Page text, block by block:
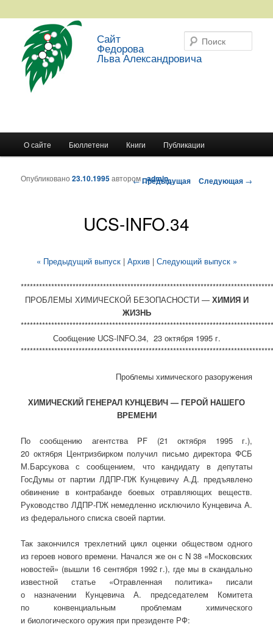
Сайт
Федорова
Льва Александровича
Перейти к основному содержимому
Перейти к дополнительному содержимому
О сайте Бюллетени Книги Публикации
Навигация по записям
←Предыдущая Следующая →
UCS-INFO.34
Опубликовано23.10.1995автором_admin_
« Предыдущий выпуск| Архив| Следующий выпуск »
ПРОБЛЕМЫ ХИМИЧЕСКОЙ БЕЗОПАСНОСТИ — ХИМИЯ И
ЖИЗНЬ
Сообщение UCS-INFO.34, 23 октября 1995 г.
Проблемы химического разоружения
ХИМИЧЕСКИЙ ГЕНЕРАЛ КУНЦЕВИЧ — ГЕРОЙ НАШЕГО
ВРЕМЕНИ
По сообщению агентства PF (21 октября 1995 г.),
20 октября Центризбирком получил письмо директора ФСБ
М.Барсукова с сообщением, что кандидату в депутаты
ГосДумы от партии ЛДПР-ПЖ Кунцевичу А.Д. предъявлено
обвинение в контрабанде боевых отравляющих веществ.
Руководство ЛДПР-ПЖ немедленно исключило Кунцевича А.
из федерального списка своей партии.
Так закончился трехлетний цикл оценки обществом одного
из героев нового времени. Начался же он с N 38 «Московских
новостей» (вышли 16 сентября 1992 г.), где мы в скандально
известной статье «Отравленная политика» писали
о назначении Кунцевича А. председателем Комитета
по конвенциальным проблемам химического
и биологического оружия при президенте РФ: